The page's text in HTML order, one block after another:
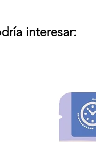
interesar: